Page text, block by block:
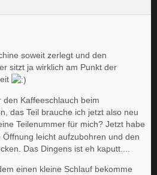
soweit zerlegt und den
sitzt ja wirklich am Punkt der
Kaffeeschlauch beim
das Teil brauche ich jetzt also neu
Teilenummer für mich? Jetzt habe
leicht aufzubohren und den
Das Dingens ist eh kaputt....
einen kleine Schlauf bekomme